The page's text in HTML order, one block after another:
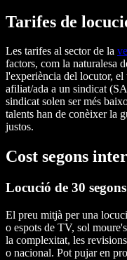
Tarifes de
Les tarifes al sector de la
factors, com la naturalesa
l'experiència del locutor, el
afiliat/ada a un sindicat
sindicat solen ser més
talents han de conèixer la
justos.
Cost segons
Locució de 30 segons
El preu mitjà per una
o espots de TV, sol
la complexitat, les
o nacional. Pot pujar en